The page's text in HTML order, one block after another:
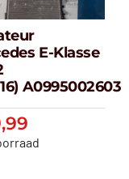
E-
W212
’16)
€89,99
E-Klasse
A0995002603